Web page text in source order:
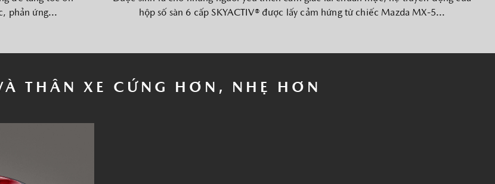
phản ứng...
hộp số sàn 6 cấp SKYACTIV® được lấy cảm hứng từ chiếc Mazda MX-5...
THÂN XE CỨNG HƠN, NHẸ HƠN